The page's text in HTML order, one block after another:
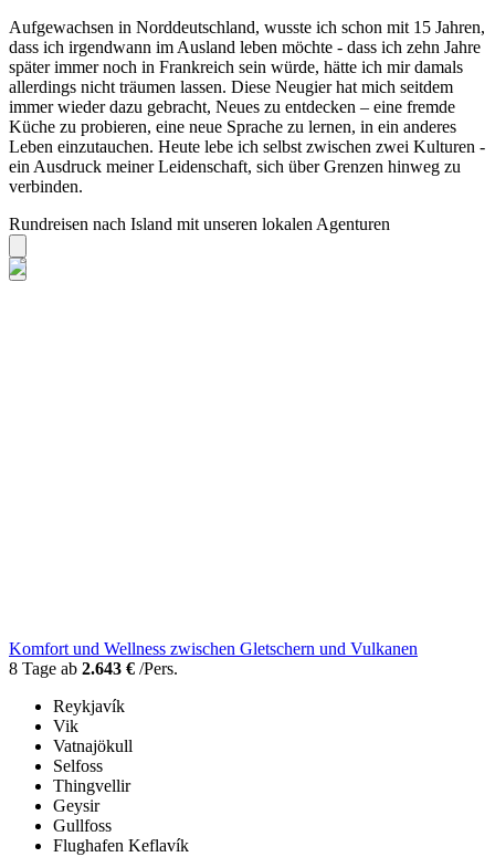
Aufgewachsen in Norddeutschland, wusste ich schon mit 15 Jahren,
dass ich irgendwann im Ausland leben möchte - dass ich zehn Jahre
später immer noch in Frankreich sein würde, hätte ich mir damals
allerdings nicht träumen lassen. Diese Neugier hat mich seitdem
immer wieder dazu gebracht, Neues zu entdecken – eine fremde
Küche zu probieren, eine neue Sprache zu lernen, in ein anderes
Leben einzutauchen. Heute lebe ich selbst zwischen zwei Kulturen -
ein Ausdruck meiner Leidenschaft, sich über Grenzen hinweg zu
verbinden.
Rundreisen nach Island mit unseren lokalen Agenturen
Komfort und Wellness zwischen Gletschern und Vulkanen
8 Tage ab 2.643 € /Pers.
Reykjavík
Vik
Vatnajökull
Selfoss
Thingvellir
Geysir
Gullfoss
Flughafen Keflavík